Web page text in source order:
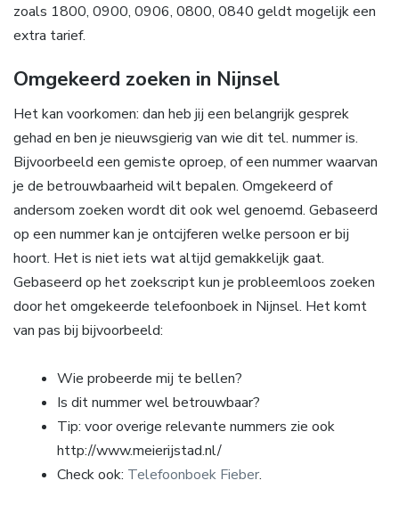
zoals 1800, 0900, 0906, 0800, 0840 geldt mogelijk een
extra tarief.
Omgekeerd zoeken in Nijnsel
Het kan voorkomen: dan heb jij een belangrijk gesprek
gehad en ben je nieuwsgierig van wie dit tel. nummer is.
Bijvoorbeeld een gemiste oproep, of een nummer waarvan
je de betrouwbaarheid wilt bepalen. Omgekeerd of
andersom zoeken wordt dit ook wel genoemd. Gebaseerd
op een nummer kan je ontcijferen welke persoon er bij
hoort. Het is niet iets wat altijd gemakkelijk gaat.
Gebaseerd op het zoekscript kun je probleemloos zoeken
door het omgekeerde telefoonboek in Nijnsel. Het komt
van pas bij bijvoorbeeld:
Wie probeerde mij te bellen?
Is dit nummer wel betrouwbaar?
Tip: voor overige relevante nummers zie ook
http://www.meierijstad.nl/
Check ook: Telefoonboek Fieber.